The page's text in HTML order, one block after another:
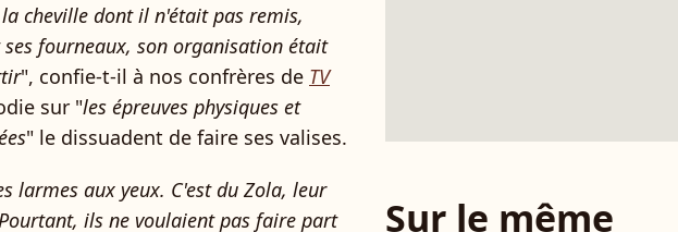
cheville dont il n'était pas remis,
fourneaux, son organisation était
", confie-t-il à nos confrères de TV
sur "les épreuves physiques et
" le dissuadent de faire ses valises.
larmes aux yeux. C'est du Zola, leur
ils ne voulaient pas faire part
Sur le même